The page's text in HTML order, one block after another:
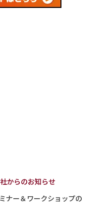
からのお知らせ
ー＆ワークショップの